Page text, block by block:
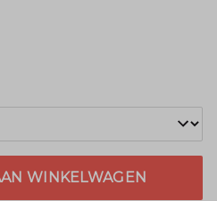
WINKELWAGEN